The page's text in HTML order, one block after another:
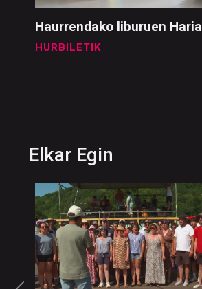
Haurrendako liburuen Haria
HURBILETIK
Elkar Egin